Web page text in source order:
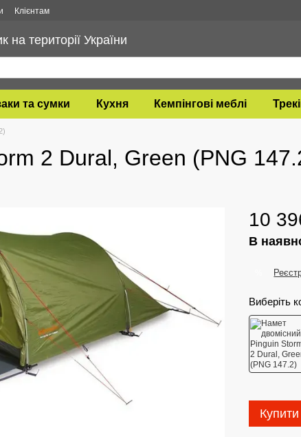
Клієнтам
на території України
та сумки Кухня Кемпінгові меблі
2 Dural, Green (PNG
10
В
Виберіть
Купити